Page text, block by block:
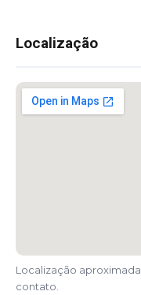
Localização
Localização
contato.